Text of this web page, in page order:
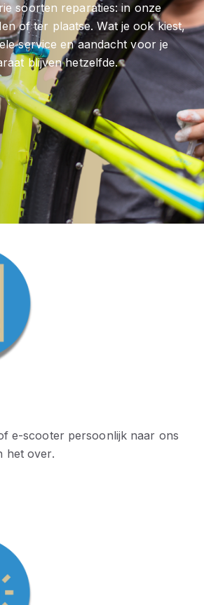
soorten reparaties: in onze
of ter plaatse. Wat je ook kiest,
service en aandacht voor je
blijven hetzelfde.
e-scooter persoonlijk naar ons
het over.